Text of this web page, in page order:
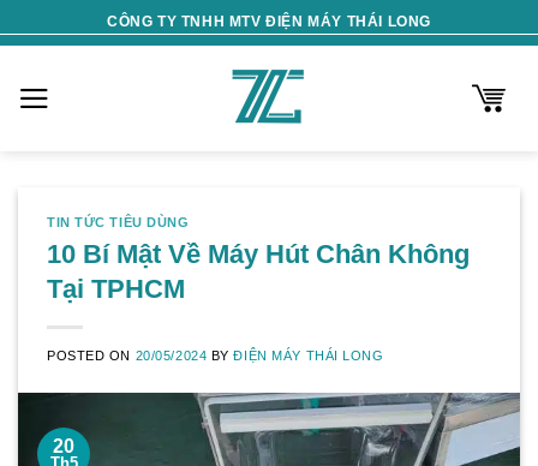
to
CÔNG TY TNHH MTV ĐIỆN MÁY THÁI LONG
TIN TỨC TIÊU DÙNG
10 Bí Mật Về Máy Hút Chân Không
Tại TPHCM
POSTED ON 20/05/2024 BYĐIỆN MÁY THÁI LONG
20